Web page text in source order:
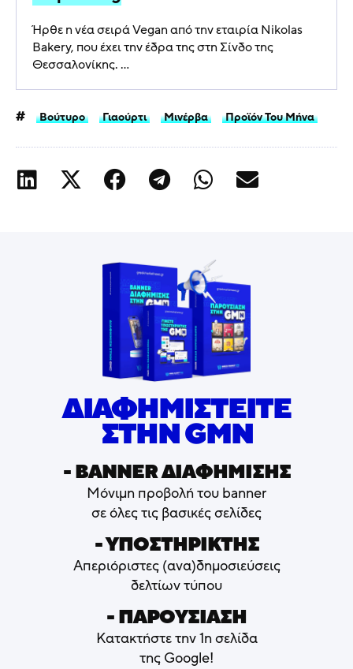
Ήρθε η νέα σειρά Vegan από την εταιρία Nikolas
Bakery, που έχει την έδρα της στη Σίνδο της
Θεσσαλονίκης. ...
Βούτυρο Γιαούρτι Μινέρβα Προϊόν Του Μήνα
ΔΙΑΦΗΜΙΣΤΕΙΤΕ
ΣΤΗΝ GMN
- ΒΑNNER ΔΙΑΦΗΜΙΣΗΣ
Μόνιμη προβολή του banner
σε όλες τις βασικές σελίδες
- ΥΠΟΣΤΗΡΙΚΤΗΣ
Απεριόριστες (ανα)δημοσιεύσεις
δελτίων τύπου
- ΠΑΡΟΥΣΙΑΣΗ
Κατακτήστε την 1η σελίδα
της Google!